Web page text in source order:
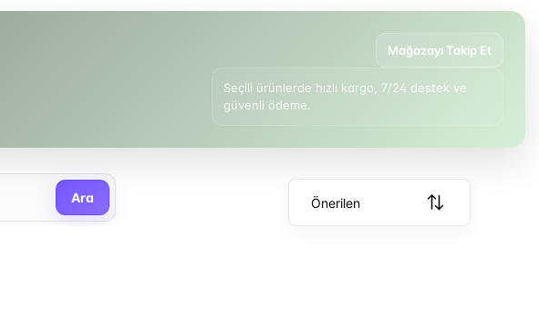
Mağazayı Takip Et
Seçili ürünlerde hızlı kargo, 7/24 destek ve
güvenli ödeme.
Ara Önerilen